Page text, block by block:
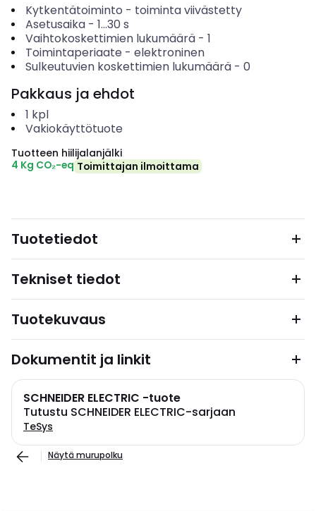
Kytkentätoiminto - toiminta viivästetty
Asetusaika- 1...30 s
Vaihtokoskettimien lukumäärä- 1
Toimintaperiaate - elektroninen
Sulkeutuvien koskettimien lukumäärä- 0
Pakkaus ja ehdot
1 kpl
Vakiokäyttötuote
Tuotteen hiilijalanjälki
4 Kg CO₂-eq Toimittajan ilmoittama
Tuotetiedot
Tekniset tiedot
Tuotekuvaus
Dokumentit ja linkit
SCHNEIDER ELECTRIC -tuote
Tutustu SCHNEIDER ELECTRIC-sarjaan
TeSys
Näytä murupolku